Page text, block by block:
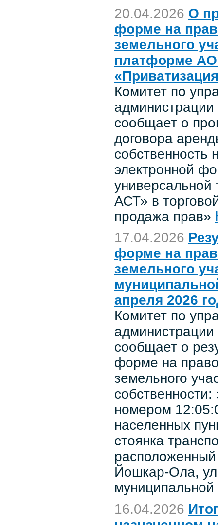
20.04.2026 О
форме на
земельного
платформе АО
Комитет по
администрации
сообщает о
договора
собственность
электронной
АСТ» в
продажа прав»
17.04.2026
форме на
земельного
апреля 2026
Комитет по
администрации
сообщает о
форме на
земельного
номером
населенных
стоянка
Йошкар-Ола,
муниципальной
16.04.2026